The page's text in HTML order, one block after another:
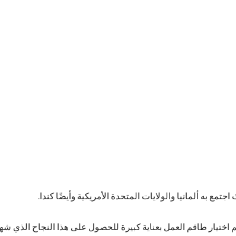
به ألمانيا والولايات المتحدة الأمريكية وأيضًا كندا.
طاقم العمل بعناية كبيرة للحصول على هذا النجاح الذي